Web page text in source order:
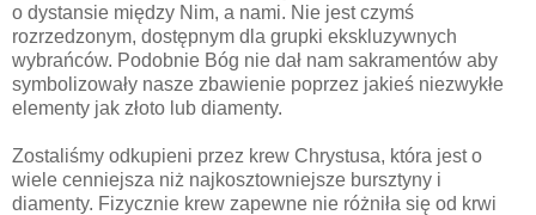
o dystansie między Nim, a nami. Nie jest czymś
rozrzedzonym, dostępnym dla grupki ekskluzywnych
wybrańców. Podobnie Bóg nie dał nam sakramentów aby
symbolizowały nasze zbawienie poprzez jakieś niezwykłe
elementy jak złoto lub diamenty.
Zostaliśmy odkupieni przez krew Chrystusa, która jest o
wiele cenniejsza niż najkosztowniejsze bursztyny i
diamenty. Fizycznie krew zapewne nie różniła się od krwi